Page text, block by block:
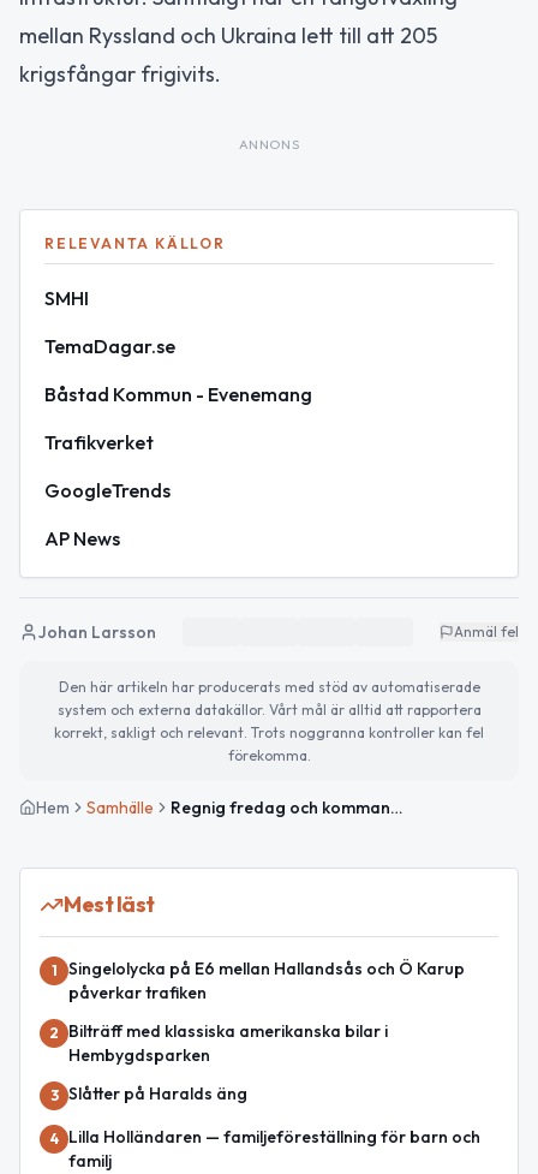
mellan Ryssland och Ukraina lett till att 205
krigsfångar frigivits.
ANNONS
RELEVANTA KÄLLOR
SMHI
TemaDagar.se
Båstad Kommun - Evenemang
Trafikverket
GoogleTrends
AP News
Johan Larsson Anmäl fel
Den här artikeln har producerats med stöd av automatiserade
system och externa datakällor. Vårt mål är alltid att rapportera
korrekt, sakligt och relevant. Trots noggranna kontroller kan fel
förekomma.
Hem Samhälle Regnig fredag och kommande kulturhelg i Båstad
Mest läst
1
Singelolycka på E6 mellan Hallandsås och Ö Karup
påverkar trafiken
2
Bilträff med klassiska amerikanska bilar i
Hembygdsparken
3 Slåtter på Haralds äng
4
Lilla Holländaren — familjeföreställning för barn och
familj